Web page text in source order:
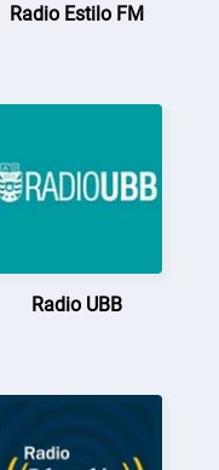
Radio Estilo FM
Radio UBB